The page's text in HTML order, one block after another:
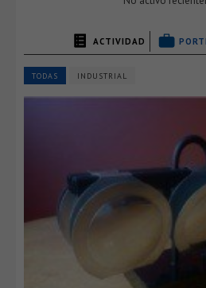
ACTIVIDAD
TODAS INDUSTRIAL